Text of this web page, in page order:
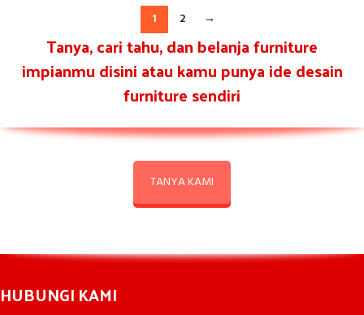
1 2 →
Tanya, cari tahu, dan belanja furniture
impianmu disini atau kamu punya ide desain
furniture sendiri
TANYA KAMI
HUBUNGI KAMI